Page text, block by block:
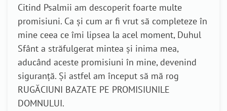
Citind Psalmii am descoperit foarte multe
promisiuni. Ca și cum ar fi vrut să completeze în
mine ceea ce îmi lipsea la acel moment, Duhul
Sfânt a străfulgerat mintea și inima mea,
aducând aceste promisiuni în mine, devenind
siguranță. Și astfel am început să mă rog
RUGĂCIUNI BAZATE PE PROMISIUNILE
DOMNULUI.